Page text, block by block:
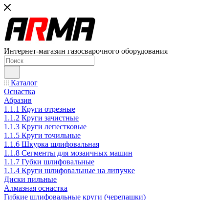
Интернет-магазин газосварочного оборудования
Каталог
Оснастка
Абразив
1.1.1 Круги отрезные
1.1.2 Круги зачистные
1.1.3 Круги лепестковые
1.1.5 Круги точильные
1.1.6 Шкурка шлифовальная
1.1.8 Сегменты для мозаичных машин
1.1.7 Губки шлифовальные
1.1.4 Круги шлифовальные на липучке
Диски пильные
Алмазная оснастка
Гибкие шлифовальные круги (черепашки)